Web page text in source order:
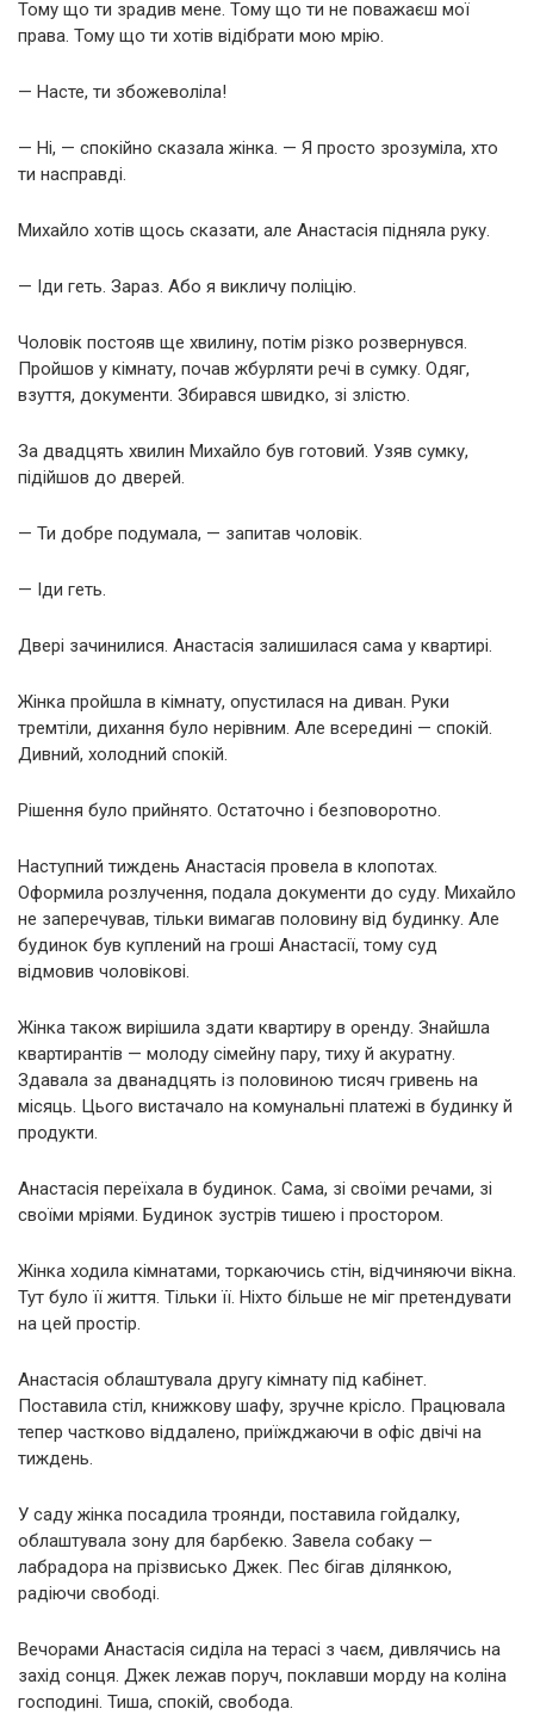
Тому що ти зрадив мене. Тому що ти не поважаєш мої
права. Тому що ти хотів відібрати мою мрію.
— Насте, ти збожеволіла!
— Ні, — спокійно сказала жінка. — Я просто зрозуміла, хто
ти насправді.
Михайло хотів щось сказати, але Анастасія підняла руку.
— Іди геть. Зараз. Або я викличу поліцію.
Чоловік постояв ще хвилину, потім різко розвернувся.
Пройшов у кімнату, почав жбурляти речі в сумку. Одяг,
взуття, документи. Збирався швидко, зі злістю.
За двадцять хвилин Михайло був готовий. Узяв сумку,
підійшов до дверей.
— Ти добре подумала, — запитав чоловік.
— Іди геть.
Двері зачинилися. Анастасія залишилася сама у квартирі.
Жінка пройшла в кімнату, опустилася на диван. Руки
тремтіли, дихання було нерівним. Але всередині — спокій.
Дивний, холодний спокій.
Рішення було прийнято. Остаточно і безповоротно.
Наступний тиждень Анастасія провела в клопотах.
Оформила розлучення, подала документи до суду. Михайло
не заперечував, тільки вимагав половину від будинку. Але
будинок був куплений на гроші Анастасії, тому суд
відмовив чоловікові.
Жінка також вирішила здати квартиру в оренду. Знайшла
квартирантів — молоду сімейну пару, тиху й акуратну.
Здавала за дванадцять із половиною тисяч гривень на
місяць. Цього вистачало на комунальні платежі в будинку й
продукти.
Анастасія переїхала в будинок. Сама, зі своїми речами, зі
своїми мріями. Будинок зустрів тишею і простором.
Жінка ходила кімнатами, торкаючись стін, відчиняючи вікна.
Тут було її життя. Тільки її. Ніхто більше не міг претендувати
на цей простір.
Анастасія облаштувала другу кімнату під кабінет.
Поставила стіл, книжкову шафу, зручне крісло. Працювала
тепер частково віддалено, приїжджаючи в офіс двічі на
тиждень.
У саду жінка посадила троянди, поставила гойдалку,
облаштувала зону для барбекю. Завела собаку —
лабрадора на прізвисько Джек. Пес бігав ділянкою,
радіючи свободі.
Вечорами Анастасія сиділа на терасі з чаєм, дивлячись на
захід сонця. Джек лежав поруч, поклавши морду на коліна
господині. Тиша, спокій, свобода.